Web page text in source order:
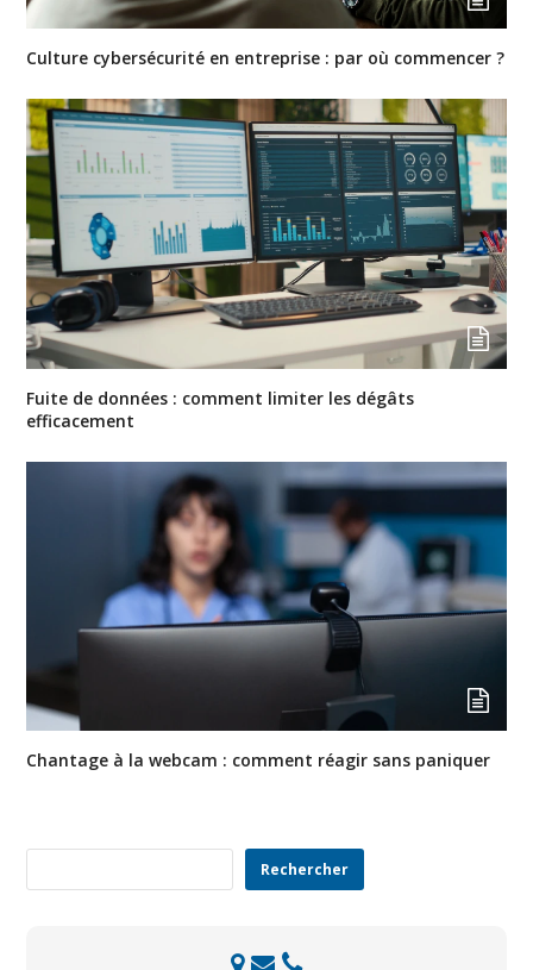
Culture cybersécurité en entreprise : par où commencer ?
Fuite de données : comment limiter les dégâts
efficacement
Chantage à la webcam : comment réagir sans paniquer
Rechercher